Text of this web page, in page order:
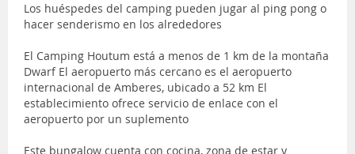
Los huéspedes del camping pueden jugar al ping pong o
hacer senderismo en los alrededores
El Camping Houtum está a menos de 1 km de la montaña
Dwarf El aeropuerto más cercano es el aeropuerto
internacional de Amberes, ubicado a 52 km El
establecimiento ofrece servicio de enlace con el
aeropuerto por un suplemento
Este bungalow cuenta con cocina, zona de estar y